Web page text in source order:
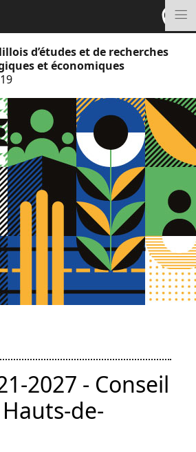
d’études et de recherches
et économiques
2027 - Conseil
de-